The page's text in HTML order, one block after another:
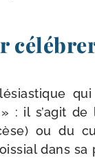
il s’agit de
ou du
dans